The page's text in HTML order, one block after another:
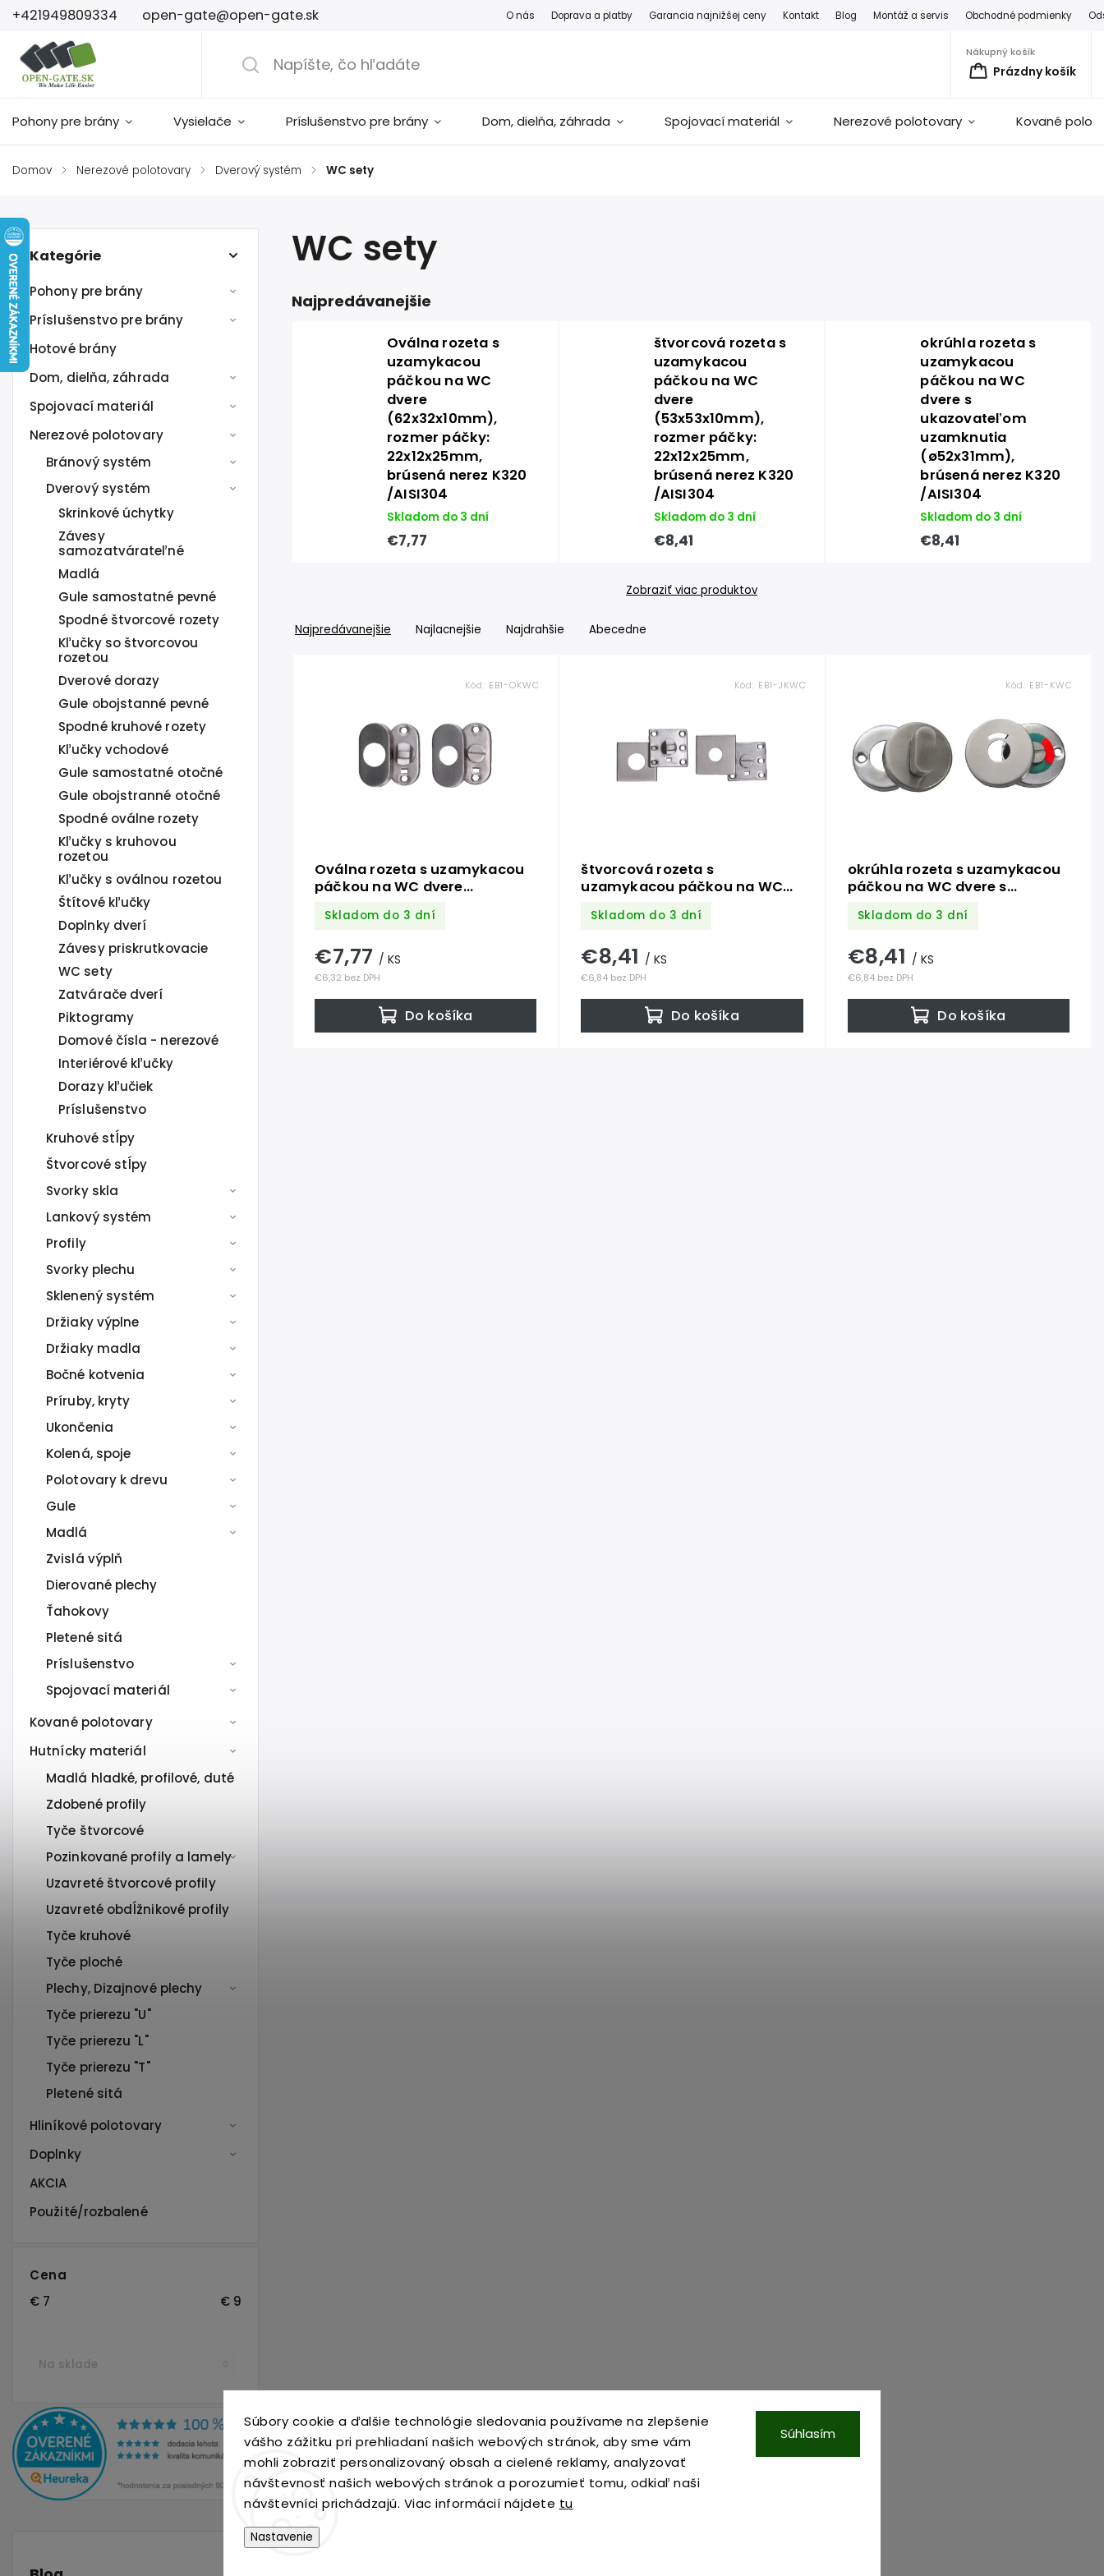
Súbory cookie a ďalšie technológie sledovania používame na zlepšenie
vášho zážitku pri prehliadaní našich webových stránok, aby sme vám
mohli zobraziť personalizovaný obsah a cielené reklamy, analyzovať
návštevnosť našich webových stránok a porozumieť tomu, odkiaľ naši
návštevníci prichádzajú. Viac informácií nájdete tu
Nastavenie
Súhlasím
+421949809334 open-gate@open-gate.sk O nás Doprava a platby Garancia najnižšej ceny Kontakt Blog Montáž a servis Obchodné podmienky
Nákupný košík
Prázdny košík
Pohony pre brány Vysielače Príslušenstvo pre brány Dom, dielňa, záhrada Spojovací materiál Nerezové polotovary Kované
Domov / Nerezové polotovary / Dverový systém / WC sety
Kategórie
Pohony pre brány
Príslušenstvo pre brány
Hotové brány
Dom, dielňa, záhrada
Spojovací materiál
Nerezové polotovary
Bránový systém
Dverový systém
Skrinkové úchytky
Závesy
samozatvárateľné
Madlá
Gule samostatné pevné
Spodné štvorcové rozety
Kľučky so štvorcovou
rozetou
Dverové dorazy
Gule obojstanné pevné
Spodné kruhové rozety
Kľučky vchodové
Gule samostatné otočné
Gule obojstranné otočné
Spodné oválne rozety
Kľučky s kruhovou
rozetou
Kľučky s oválnou rozetou
Štítové kľučky
Doplnky dverí
Závesy priskrutkovacie
WC sety
Zatvárače dverí
Piktogramy
Domové čísla - nerezové
Interiérové kľučky
Dorazy kľučiek
Príslušenstvo
Kruhové stĺpy
Štvorcové stĺpy
Svorky skla
Lankový systém
Profily
Svorky plechu
Sklenený systém
Držiaky výplne
Držiaky madla
Bočné kotvenia
Príruby, kryty
Ukončenia
Kolená, spoje
Polotovary k drevu
Gule
Madlá
Zvislá výplň
Dierované plechy
Ťahokovy
Pletené sitá
Príslušenstvo
Spojovací materiál
Kované polotovary
Hutnícky materiál
Madlá hladké, profilové, duté
Zdobené profily
Tyče štvorcové
Pozinkované profily a lamely
Uzavreté štvorcové profily
Uzavreté obdĺžnikové profily
Tyče kruhové
Tyče ploché
Plechy, Dizajnové plechy
Tyče prierezu "U"
Tyče prierezu "L"
Tyče prierezu "T"
Pletené sitá
Hliníkové polotovary
Doplnky
AKCIA
Použité/rozbalené
Cena
€ 7 € 9
Na sklade
WC sety
Najpredávanejšie
Oválna rozeta s
uzamykacou
páčkou na WC
dvere
(62x32x10mm),
rozmer páčky:
22x12x25mm,
brúsená nerez K320
/AISI304
Skladom do 3 dní
€7,77
štvorcová rozeta s
uzamykacou
páčkou na WC
dvere
(53x53x10mm),
rozmer páčky:
22x12x25mm,
brúsená nerez K320
/AISI304
Skladom do 3 dní
€8,41
okrúhla rozeta s
uzamykacou
páčkou na WC
dvere s
ukazovateľom
uzamknutia
(ø52x31mm),
brúsená nerez K320
/AISI304
Skladom do 3 dní
€8,41
Zobraziť viac produktov
Najpredávanejšie Najlacnejšie Najdrahšie Abecedne
Oválna rozeta s uzamykacou
páčkou na WC dvere
22x12x25mm, brúsená nerez
Skladom do 3 dní
€6,32 bez DPH
€7,77 / KS
Do košíka
Kód: EB1-OKWC
štvorcová rozeta s
uzamykacou páčkou na WC
páčky: 22x12x25mm, brúsená
Skladom do 3 dní
€6,84 bez DPH
€8,41/ KS
Do košíka
Kód: EB1-JKWC
okrúhla rozeta s uzamykacou
páčkou na WC dvere s
(ø52x31mm), brúsená nerez
Skladom do 3 dní
€6,84 bez DPH
€8,41 / KS
Do košíka
Kód: EB1-KWC